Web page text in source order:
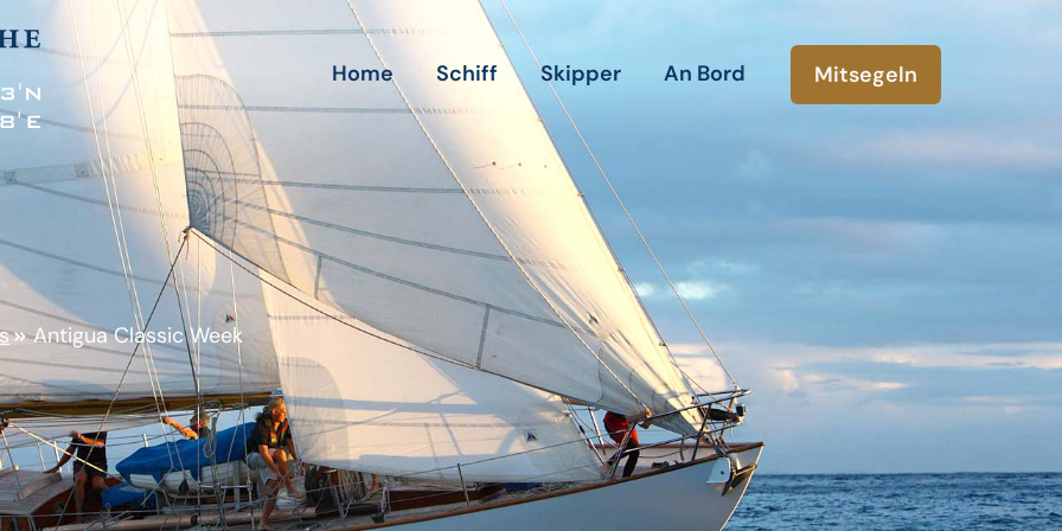
Home Schiff Skipper An Bord Mitsegeln
Antigua Classic Week